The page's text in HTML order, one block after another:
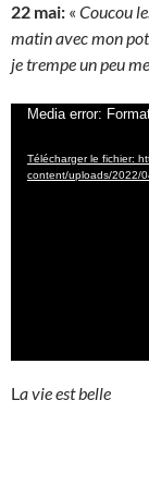
22 mai: « Coucou
matin avec mon
je trempe un peu
Lecteur
Media error:
Télécharger le fichier:
content/uploads/2022/
La vie est belle